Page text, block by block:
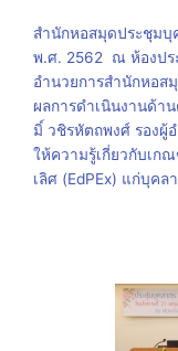
สำนักหอสมุดประชุมบุ
พ.ศ. 2562 ณ ห้องปร
อำนวยการสำนักหอส
ผลการดำเนินงานด้า
มิ์ วชิรหัตถพงศ์ รองผู้
ให้ความรู้เกี่ยวกับเก
เลิศ (EdPEx) แก่บุคล